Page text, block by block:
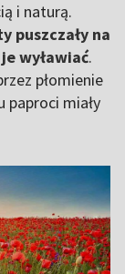
i naturą.
puszczały na
wyławiać.
płomienie
paproci miały